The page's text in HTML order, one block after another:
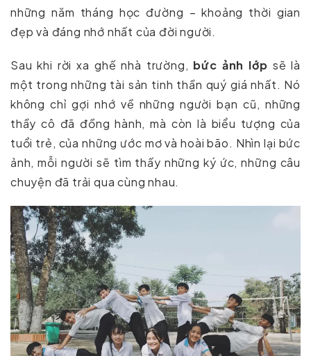
những năm tháng học đường – khoảng thời gian
đẹp và đáng nhớ nhất của đời người.
Sau khi rời xa ghế nhà trường, bức ảnh lớp sẽ là
một trong những tài sản tinh thần quý giá nhất. Nó
không chỉ gợi nhớ về những người bạn cũ, những
thầy cô đã đồng hành, mà còn là biểu tượng của
tuổi trẻ, của những ước mơ và hoài bão. Nhìn lại bức
ảnh, mỗi người sẽ tìm thấy những ký ức, những câu
chuyện đã trải qua cùng nhau.